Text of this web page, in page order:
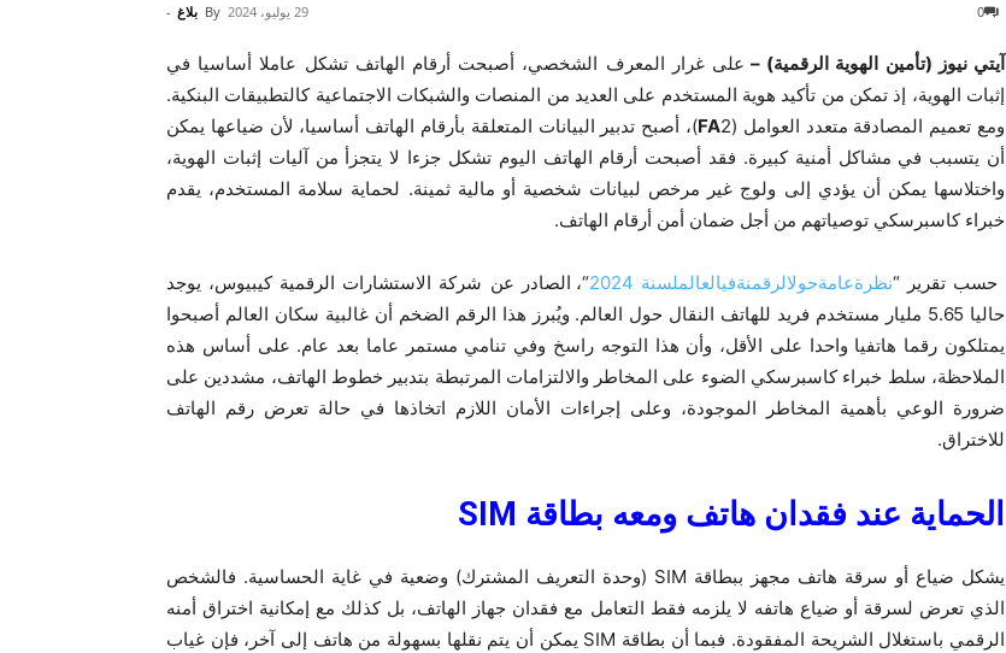
By بلاغ - 29 يوليو، 2024 0
آيتي نيوز (تأمين الهوية الرقمية) – على غرار المعرف الشخصي، أصبحت أرقام الهاتف تشكل عاملا أساسيا في
إثبات الهوية، إذ تمكن من تأكيد هوية المستخدم على العديد من المنصات والشبكات الاجتماعية كالتطبيقات البنكية.
ومع تعميم المصادقة متعدد العوامل (2 FA)، أصبح تدبير البيانات المتعلقة بأرقام الهاتف أساسيا، لأن ضياعها يمكن
أن يتسبب في مشاكل أمنية كبيرة. فقد أصبحت أرقام الهاتف اليوم تشكل جزءا لا يتجزأ من آليات إثبات الهوية،
واختلاسها يمكن أن يؤدي إلى ولوج غير مرخص لبيانات شخصية أو مالية ثمينة. لحماية سلامة المستخدم، يقدم
خبراء كاسبرسكي توصياتهم من أجل ضمان أمن أرقام الهاتف.
حسب تقرير “نظرةعامةحولالرقمنةفيالعالملسنة
“، الصادر عن شركة الاستشارات الرقمية كيبيوس، يوجد
حاليا 5.65 مليار مستخدم فريد للهاتف النقال حول العالم. ويُبرز هذا الرقم الضخم أن غالبية سكان العالم أصبحوا
يمتلكون رقما هاتفيا واحدا على الأقل، وأن هذا التوجه راسخ وفي تنامي مستمر عاما بعد عام. على أساس هذه
الملاحظة، سلط خبراء كاسبرسكي الضوء على المخاطر والالتزامات المرتبطة بتدبير خطوط الهاتف، مشددين على
ضرورة الوعي بأهمية المخاطر الموجودة، وعلى إجراءات الأمان اللازم اتخاذها في حالة تعرض رقم الهاتف
للاختراق.
الحماية عند فقدان هاتف ومعه بطاقة SIM
يشكل ضياع أو سرقة هاتف مجهز ببطاقة SIM (وحدة التعريف المشترك) وضعية في غاية الحساسية. فالشخص
الذي تعرض لسرقة أو ضياع هاتفه لا يلزمه فقط التعامل مع فقدان جهاز الهاتف، بل كذلك مع إمكانية اختراق أمنه
الرقمي باستغلال الشريحة المفقودة. فبما أن بطاقة SIM يمكن أن يتم نقلها بسهولة من هاتف إلى آخر، فإن غياب